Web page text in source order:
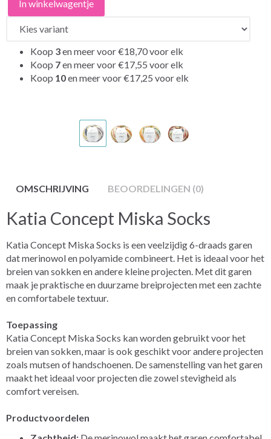
In winkelwagentje
Koop 3en meer voor€18,70voor elk
Koop 7en meer voor€17,55 voor elk
Koop 10en meer voor€17,25 voor elk
OMSCHRIJVING BEOORDELINGEN (0)
Katia Concept Miska Socks
Katia Concept Miska Socks is een veelzijdig 6-draads garen
dat merinowol en polyamide combineert. Het is ideaal voor het
breien van sokken en andere kleine projecten. Met dit garen
maak je praktische en duurzame breiprojecten met een zachte
en comfortabele textuur.
Toepassing
Katia Concept Miska Socks kan worden gebruikt voor het
breien van sokken, maar is ook geschikt voor andere projecten
zoals mutsen of handschoenen. De samenstelling van het garen
maakt het ideaal voor projecten die zowel stevigheid als
comfort vereisen.
Productvoordelen